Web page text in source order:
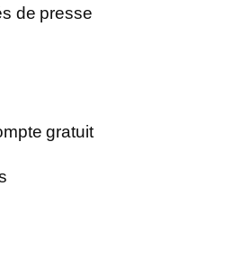
de presse
gratuit